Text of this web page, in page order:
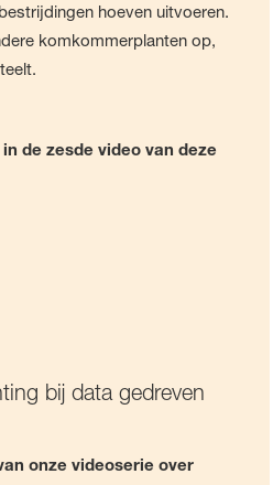
hoeven uitvoeren.
komkommerplanten op,
de zesde video van deze
bij data gedreven
onze videoserie over